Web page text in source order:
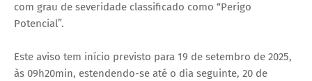
com grau de severidade classificado como “Perigo
Potencial”.
Este aviso tem início previsto para 19 de setembro de 2025,
às 09h20min, estendendo-se até o dia seguinte, 20 de